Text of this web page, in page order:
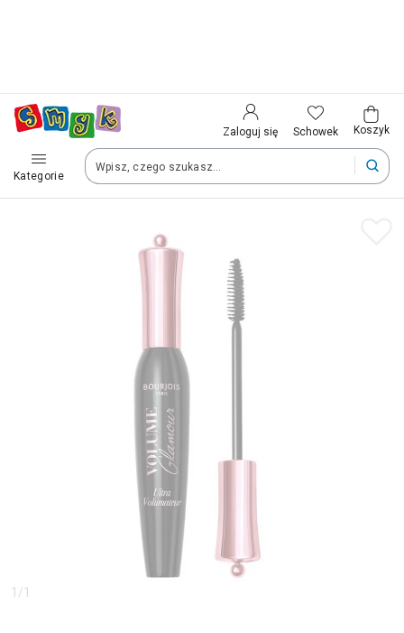
Zaloguj się Schowek Koszyk
Kategorie
Polska (Poland)
Twoje zamówienia dostarczymy na teren wybranego kraju.
Po zmianie kraju część produktów może zostać usunięta z
1 /1